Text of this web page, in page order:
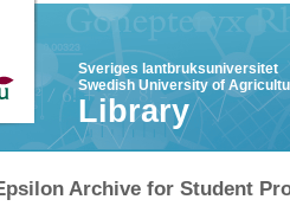
Sveriges lantbruksuniversitet
Swedish University of
Library
Archive for Student